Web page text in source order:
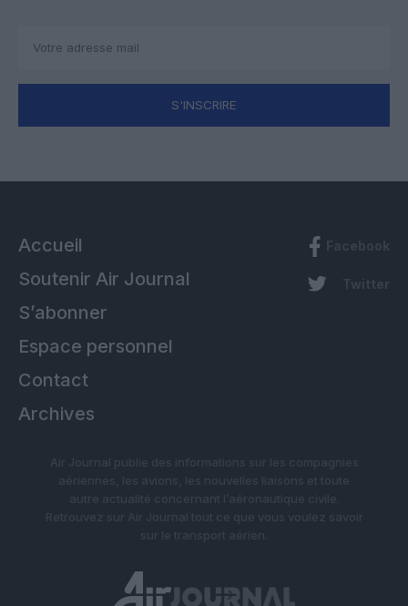
S'INSCRIRE
Accueil
Soutenir Air Journal
S’abonner
Espace personnel
Contact
Archives